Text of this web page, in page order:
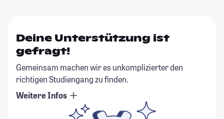
Deine Unterstützung ist
gefragt!
Gemeinsam machen wir es unkomplizierter den
richtigen Studiengang zu finden.
Weitere Infos